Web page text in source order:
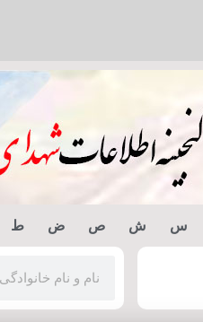
س ش ص ض ط